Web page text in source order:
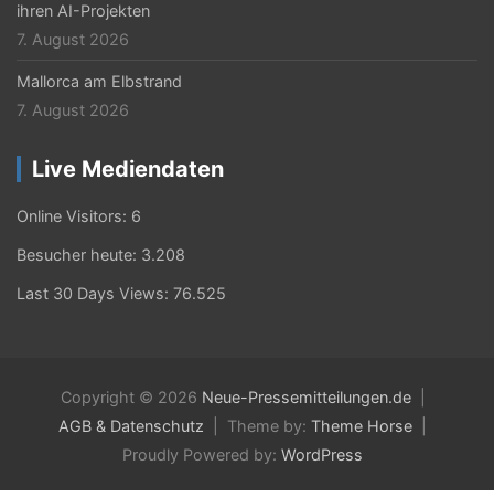
ihren AI-Projekten
7. August 2026
Mallorca am Elbstrand
7. August 2026
Live Mediendaten
Online Visitors: 6
Besucher heute: 3.208
Last 30 Days Views: 76.525
Copyright © 2026 Neue-Pressemitteilungen.de
AGB & Datenschutz
Theme by: Theme Horse
Proudly Powered by: WordPress